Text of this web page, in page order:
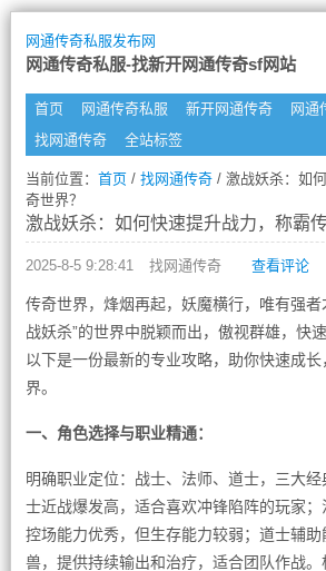
网通传奇私服发布网
网通传奇私服-找新开网通传奇sf网站
首页 网通传奇私服 新开网通传奇
网通
找网通传奇
全站标签
当前位置： 首页/ 找网通传奇/ 激战妖杀：如
奇世界？
激战妖杀：如何快速提升战力，称霸传
2025-8-5 9:28:41 找网通传奇 查看评论
传奇世界，烽烟再起，妖魔横行，唯有强者
战妖杀”的世界中脱颖而出，傲视群雄，快
以下是一份最新的专业攻略，助你快速成
界。
一、角色选择与职业精通：
明确职业定位：战士、法师、道士，三大
士近战爆发高，适合喜欢冲锋陷阵的玩家；
控场能力优秀，但生存能力较弱；道士辅
兽，提供持续输出和治疗，适合团队作战